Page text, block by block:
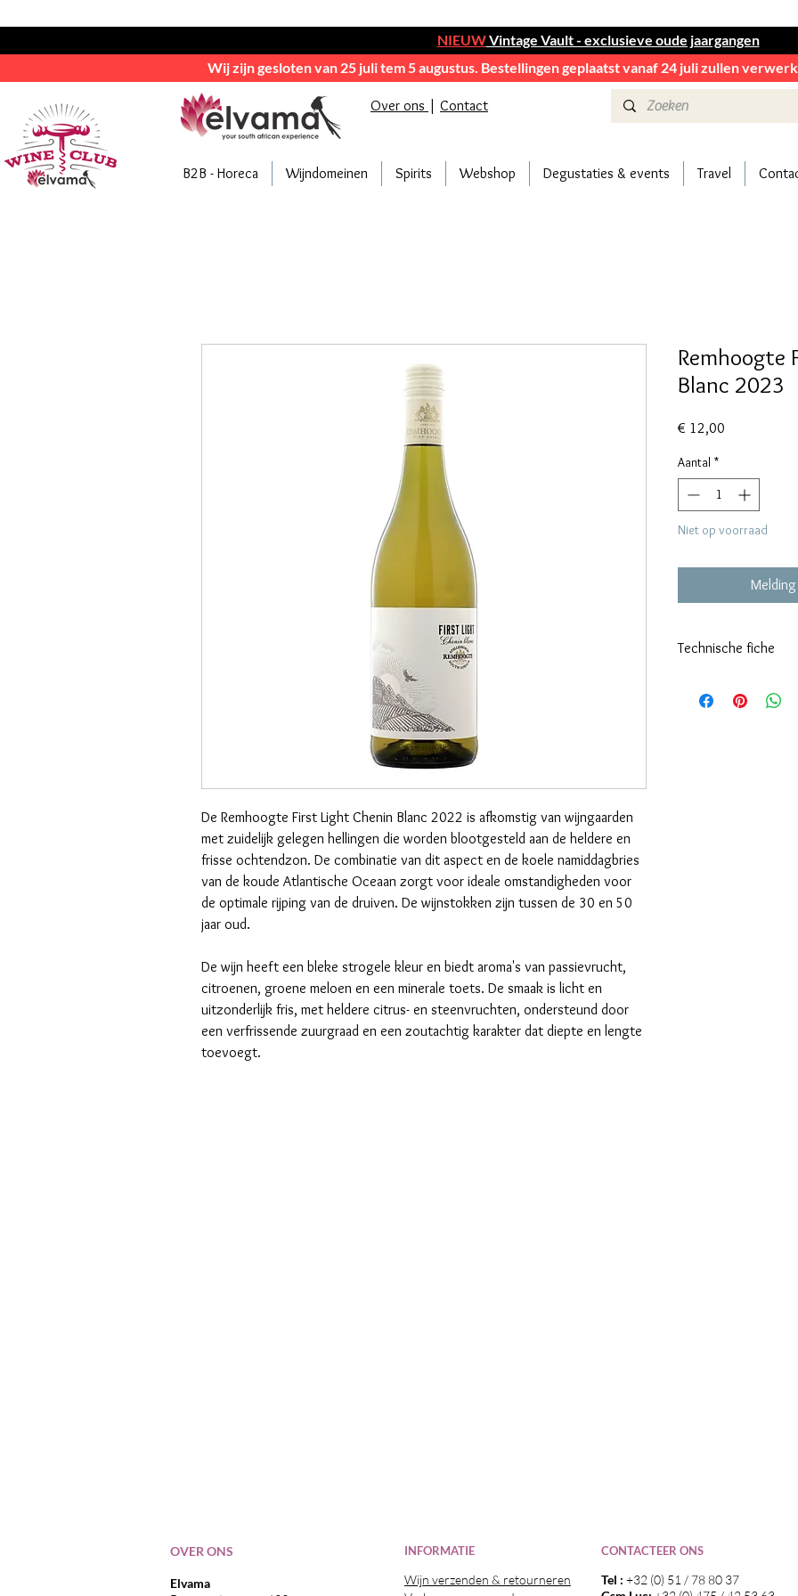
NIEUWVintage Vault - exclusieve oude jaargangen
Wij zijn gesloten van 25 juli tem 5 augustus. Bestellingen geplaatst vanaf 24 juli zullen
Over ons | Contact
B2B - Horeca Wijndomeinen Spirits Webshop Degustaties & events Travel
De Remhoogte First Light Chenin Blanc 2022 is afkomstig van wijngaarden
met zuidelijk gelegen hellingen die worden blootgesteld aan de heldere en
frisse ochtendzon. De combinatie van dit aspect en de koele namiddagbries
van de koude Atlantische Oceaan zorgt voor ideale omstandigheden voor
de optimale rijping van de druiven. De wijnstokken zijn tussen de 30 en 50
jaar oud.
De wijn heeft een bleke strogele kleur en biedt aroma's van passievrucht,
citroenen, groene meloen en een minerale toets. De smaak is licht en
uitzonderlijk fris, met heldere citrus- en steenvruchten, ondersteund door
een verfrissende zuurgraad en een zoutachtig karakter dat diepte en lengte
toevoegt.
Remhoogte
Blanc 2023
€ 12,00
Aantal *
Niet op voorraad
Technische fiche
OVER ONS
Elvama
INFORMATIE
Wijn verzenden & retourneren
CONTACTEER ONS
Tel : +32 (0) 51 / 78 80 37